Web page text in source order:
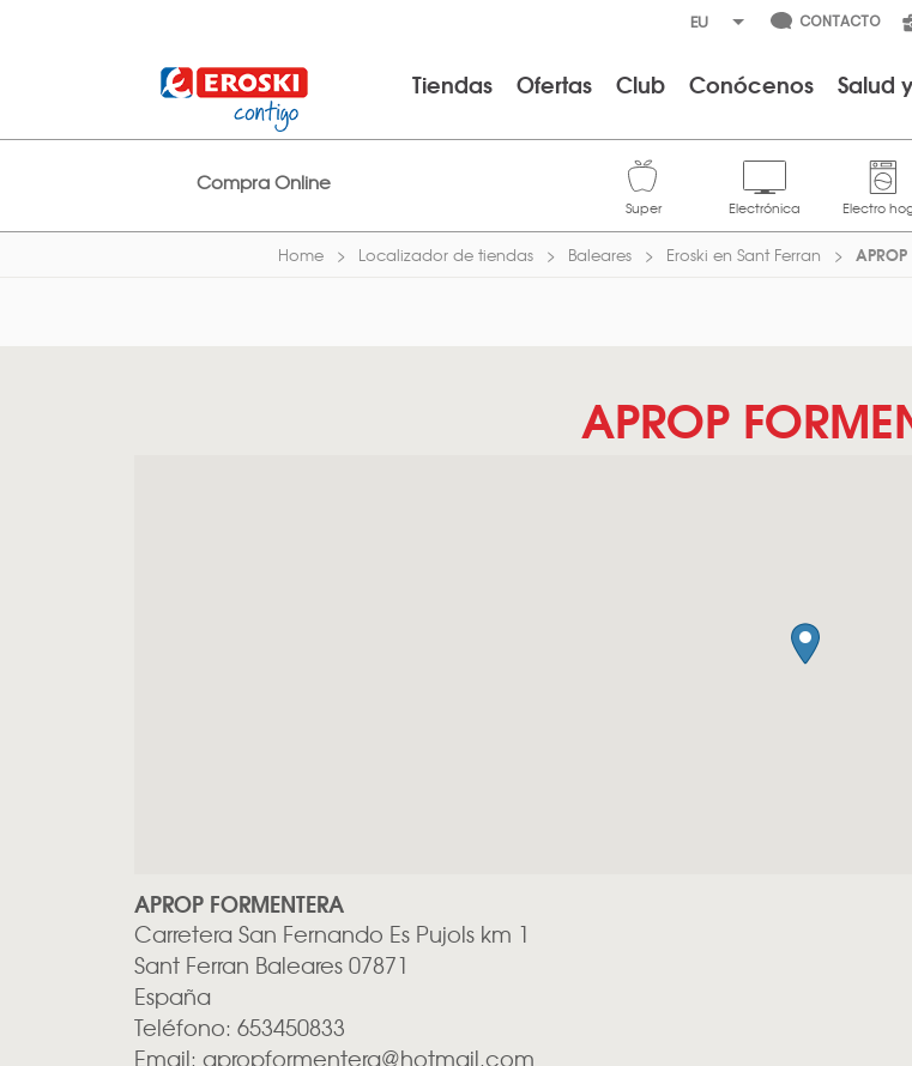
CONTACTO
Tiendas Ofertas Club Conócenos Salud
Compra Online
Home Localizador de tiendas Baleares Eroski en Sant Ferran APROP
APROP
APROP FORMENTERA
Carretera San Fernando Es Pujols km 1
Sant Ferran Baleares07871
España
Teléfono: 653450833
Email: apropformentera@hotmail.com